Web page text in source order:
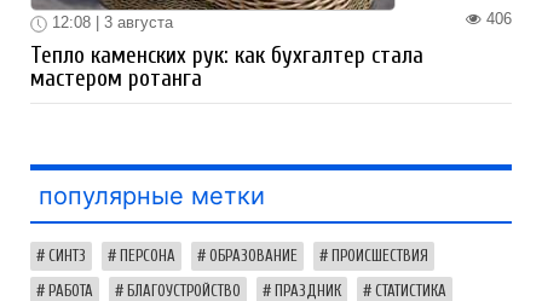
406
12:08 | 3 августа
Тепло каменских рук: как бухгалтер стала
мастером ротанга
популярные метки
СИНТЗ ПЕРСОНА ОБРАЗОВАНИЕ ПРОИСШЕСТВИЯ
РАБОТА БЛАГОУСТРОЙСТВО ПРАЗДНИК СТАТИСТИКА